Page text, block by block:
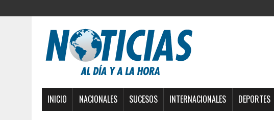
INICIO NACIONALES SUCESOS INTERNACIONALES DEPORTES